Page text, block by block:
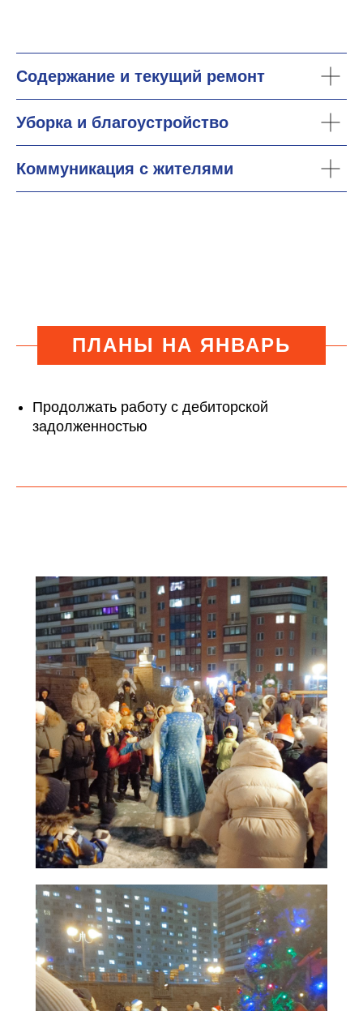
Содержание и текущий ремонт
Уборка и благоустройство
Коммуникация с жителями
ПЛАНЫ НА ЯНВАРЬ
Продолжать работу с дебиторской
задолженностью